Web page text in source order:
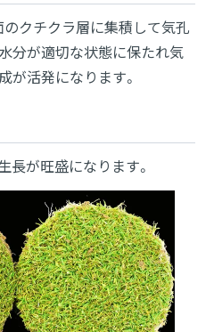
クチクラ層に集積して気孔
分が適切な状態に保たれ気
が活発になります。
長が旺盛になります。